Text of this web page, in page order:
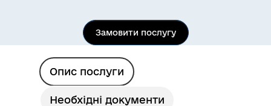
Замовити послугу
Опис послуги
Необхідні документи